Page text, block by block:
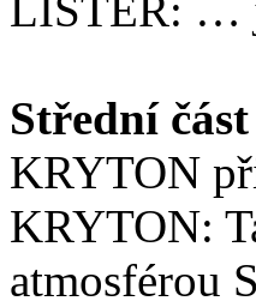
Střední
KRYTON
KRYTON:
atmosférou